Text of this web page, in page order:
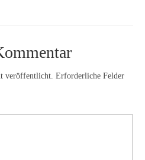
veröffentlicht. Erforderliche Felder